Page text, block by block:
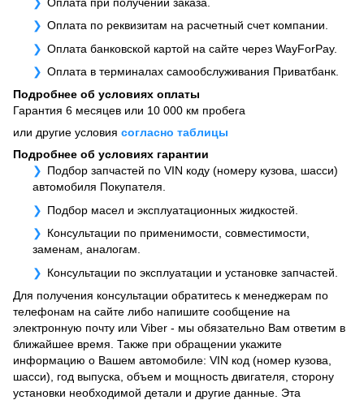
Оплата по реквизитам на расчетный счет компании.
Оплата банковской картой на сайте через WayForPay.
Оплата в терминалах самообслуживания Приватбанк.
Подробнее об условиях оплаты
Гарантия 6 месяцев или 10 000 км пробега
или другие условия согласно таблицы
Подробнее об условиях гарантии
Подбор запчастей по VIN коду (номеру кузова, шасси)
автомобиля Покупателя.
Подбор масел и эксплуатационных жидкостей.
Консультации по применимости, совместимости,
заменам, аналогам.
Консультации по эксплуатации и установке запчастей.
Для получения консультации обратитесь к менеджерам по
телефонам на сайте либо напишите сообщение на
электронную почту или Viber - мы обязательно Вам ответим в
ближайшее время. Также при обращении укажите
информацию о Вашем автомобиле: VIN код (номер кузова,
шасси), год выпуска, объем и мощность двигателя, сторону
установки необходимой детали и другие данные. Эта